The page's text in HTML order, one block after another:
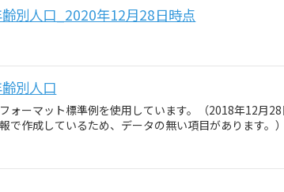
別人口_2020年12月28日時点
別人口
ォーマット標準例を使用しています。（2018年12月
で作成しているため、データの無い項目があります。）